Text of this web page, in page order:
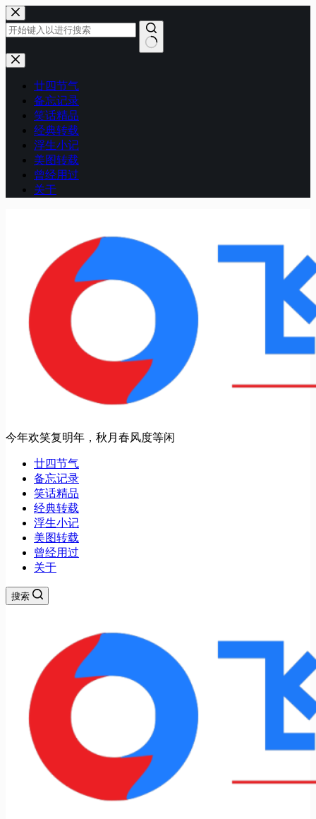
跳
至
内
容
无
廿四节气
备忘记录
笑话精品
经典转载
浮生小记
美图转载
曾经用过
关于
今年欢笑复明年，秋月春风度等闲
廿四节气
备忘记录
笑话精品
经典转载
浮生小记
美图转载
曾经用过
关于
搜索